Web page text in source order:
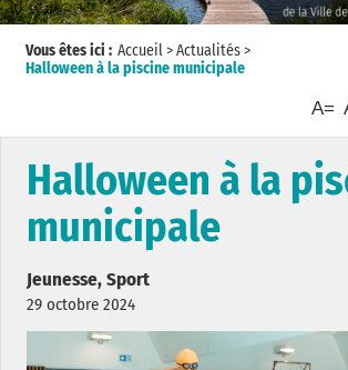
Vous êtes ici : Accueil>Actualités>
Halloween à la piscine municipale
A=
Halloween à la
municipale
Jeunesse, Sport
29 octobre 2024